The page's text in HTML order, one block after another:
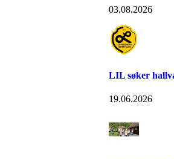
03.08.2026
LIL søker
19.06.2026